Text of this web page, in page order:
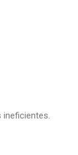
ineficientes.